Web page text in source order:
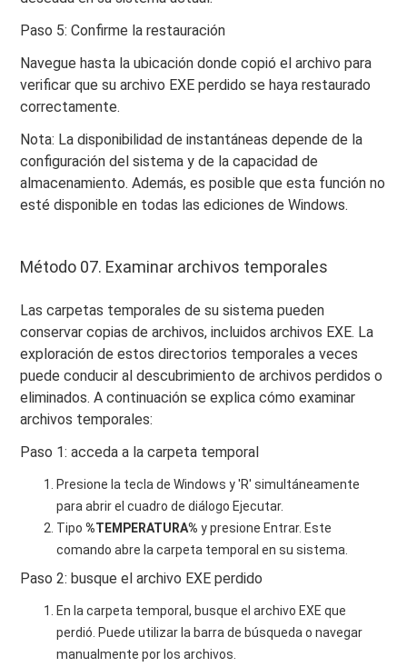
Paso 5: Confirme la restauración
Navegue hasta la ubicación donde copió el archivo para
verificar que su archivo EXE perdido se haya restaurado
correctamente.
Nota: La disponibilidad de instantáneas depende de la
configuración del sistema y de la capacidad de
almacenamiento. Además, es posible que esta función no
esté disponible en todas las ediciones de Windows.
Método 07. Examinar archivos temporales
Las carpetas temporales de su sistema pueden
conservar copias de archivos, incluidos archivos EXE. La
exploración de estos directorios temporales a veces
puede conducir al descubrimiento de archivos perdidos o
eliminados. A continuación se explica cómo examinar
archivos temporales:
Paso 1: acceda a la carpeta temporal
Presione la tecla de Windows y 'R' simultáneamente
para abrir el cuadro de diálogo Ejecutar.
Tipo%TEMPERATURA% y presione Entrar. Este
comando abre la carpeta temporal en su sistema.
Paso 2: busque el archivo EXE perdido
En la carpeta temporal, busque el archivo EXE que
perdió. Puede utilizar la barra de búsqueda o navegar
manualmente por los archivos.